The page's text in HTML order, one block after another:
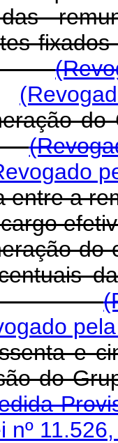
do
a
do
e
nº